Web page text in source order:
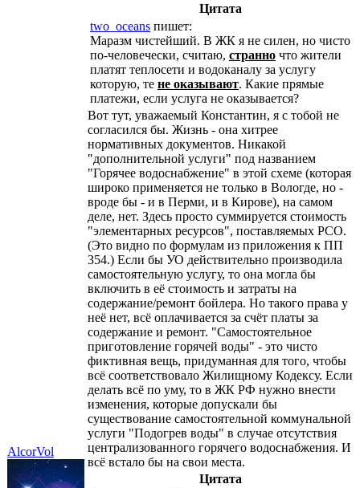
AlcorVol
Цитата
two_oceans пишет:
Маразм чистейший. В ЖК я не силен, но чисто
по-человечески, считаю, странно что жители
платят теплосети и водоканалу за услугу
которую, те не оказывают. Какие прямые
платежи, если услуга не оказывается?
Вот тут, уважаемый Константин, я с тобой не
согласился бы. Жизнь - она хитрее
нормативных документов. Никакой
"дополнительной услуги" под названием
"Горячее водоснабжение" в этой схеме (которая
широко применяется не только в Вологде, но -
вроде бы - и в Перми, и в Кирове), на самом
деле, нет. Здесь просто суммируется стоимость
"элементарных ресурсов", поставляемых РСО.
(Это видно по формулам из приложения к ПП
354.) Если бы УО действительно производила
самостоятельную услугу, то она могла бы
включить в её стоимость и затраты на
содержание/ремонт бойлера. Но такого права у
неё нет, всё оплачивается за счёт платы за
содержание и ремонт. "Самостоятельное
приготовление горячей воды" - это чисто
фиктивная вещь, придуманная для того, чтобы
всё соответствовало Жилищному Кодексу. Если
делать всё по уму, то в ЖК РФ нужно внести
изменения, которые допускали бы
существование самостоятельной коммунальной
услуги "Подогрев воды" в случае отсутствия
централизованного горячего водоснабжения. И
всё встало бы на свои места.
Цитата